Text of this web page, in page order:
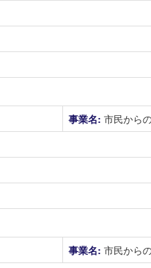
事業名: 市民から
事業名: 市民から